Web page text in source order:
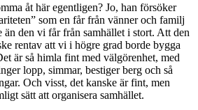
åt här egentligen? Jo, han försöker
som en får från vänner och familj
den vi får från samhället i stort. Att den
rentav att vi i högre grad borde bygga
är så himla fint med välgörenhet, med
lopp, simmar, bestiger berg och så
Och visst, det kanske är fint, men
sätt att organisera samhället.